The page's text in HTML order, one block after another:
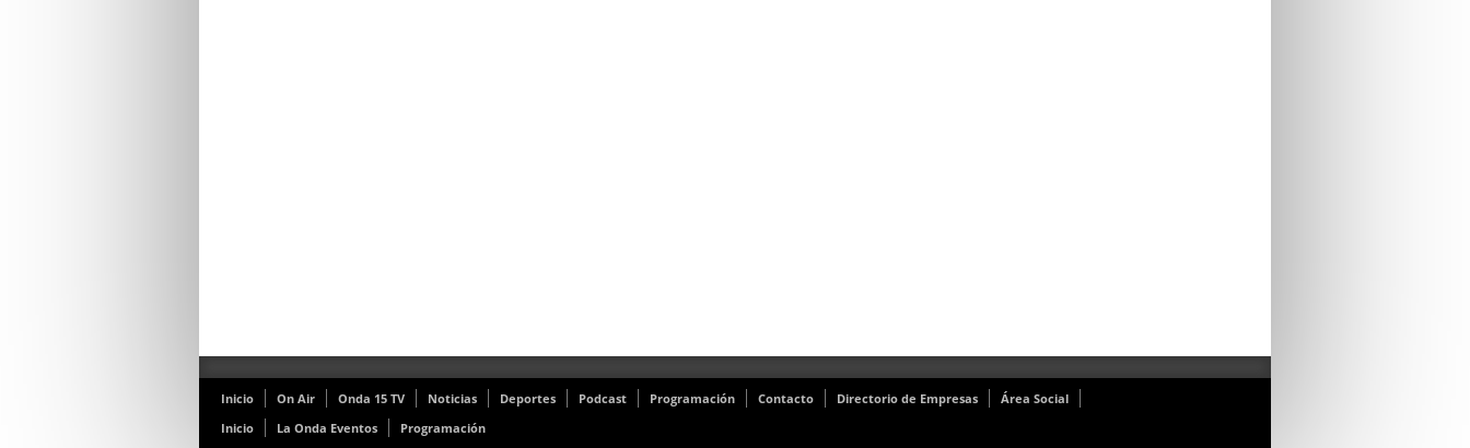
Inicio On Air Onda 15 TV Noticias Deportes Podcast Programación Contacto Directorio de Empresas
Área Social
Inicio
La Onda Eventos Programación